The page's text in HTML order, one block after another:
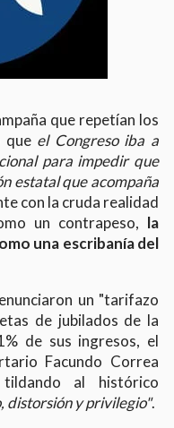
que repetían los
que el Congreso iba a
para impedir que
estatal que acompaña
con la cruda realidad
un contrapeso, la
una escribanía del
un "tarifazo
de jubilados de la
de sus ingresos, el
Facundo Correa
al histórico
distorsión y privilegio".